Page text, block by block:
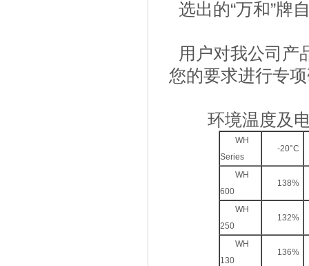
选出的“万和”牌
用户对我公司产
您的要求进行专
环境温度及电
WH
Series
‐20°C
WH
600
138%
WH
250
132%
WH
130
136%